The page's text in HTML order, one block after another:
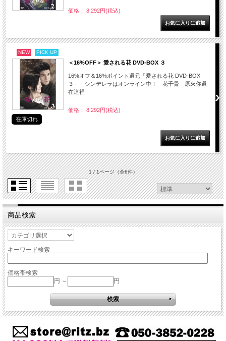
価格： 8,292円(税込)
NEW PICK UP
＜16%OFF＞ 愛される花 DVD-BOX ３
16%オフ＆16%ポイント還元「愛される花 DVD-BOX
３」 シンデレラはオンライン中！ 花千骨 原來你還
在這裡
価格： 8,292円(税込)
在庫切れ
1 / 1ページ（全6件）
商品検索
キーワード検索
価格帯検索
円 ～
円